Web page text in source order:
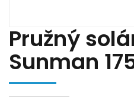
Pružný
Sunman